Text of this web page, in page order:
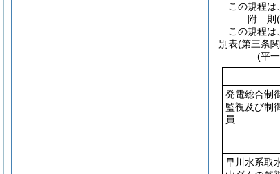
この規程は
附 則
この規程は
別表(第三条
(平
発電総合制
監視及び制
員
早川水系取